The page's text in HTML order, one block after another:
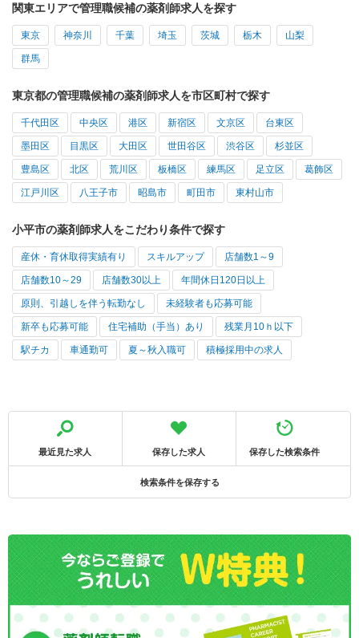
関東エリアで管理職候補の薬剤師求人を探す
東京 神奈川 千葉 埼玉 茨城 栃木 山梨
群馬
東京都の管理職候補の薬剤師求人を市区町村で探す
千代田区 中央区 港区 新宿区 文京区 台東区
墨田区 目黒区 大田区 世田谷区 渋谷区 杉並区
豊島区 北区 荒川区 板橋区 練馬区 足立区 葛飾区
江戸川区 八王子市 昭島市 町田市 東村山市
小平市の薬剤師求人をこだわり条件で探す
産休・育休取得実績有り スキルアップ 店舗数1～9
店舗数10～29 店舗数30以上 年間休日120日以上
原則、引越しを伴う転勤なし 未経験者も応募可能
新卒も応募可能 住宅補助（手当）あり 残業月10ｈ以下
駅チカ 車通勤可 夏～秋入職可 積極採用中の求人
最近見た求人 保存した求人 保存した検索条件
検索条件を保存する